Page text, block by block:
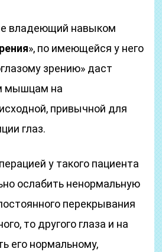
владеющий навыком
», по имеющейся у него
зрению» даст
мышцам на
привычной для
глаз.
у такого пациента
ослабить ненормальную
перекрывания
то другого глаза и на
его нормальному,